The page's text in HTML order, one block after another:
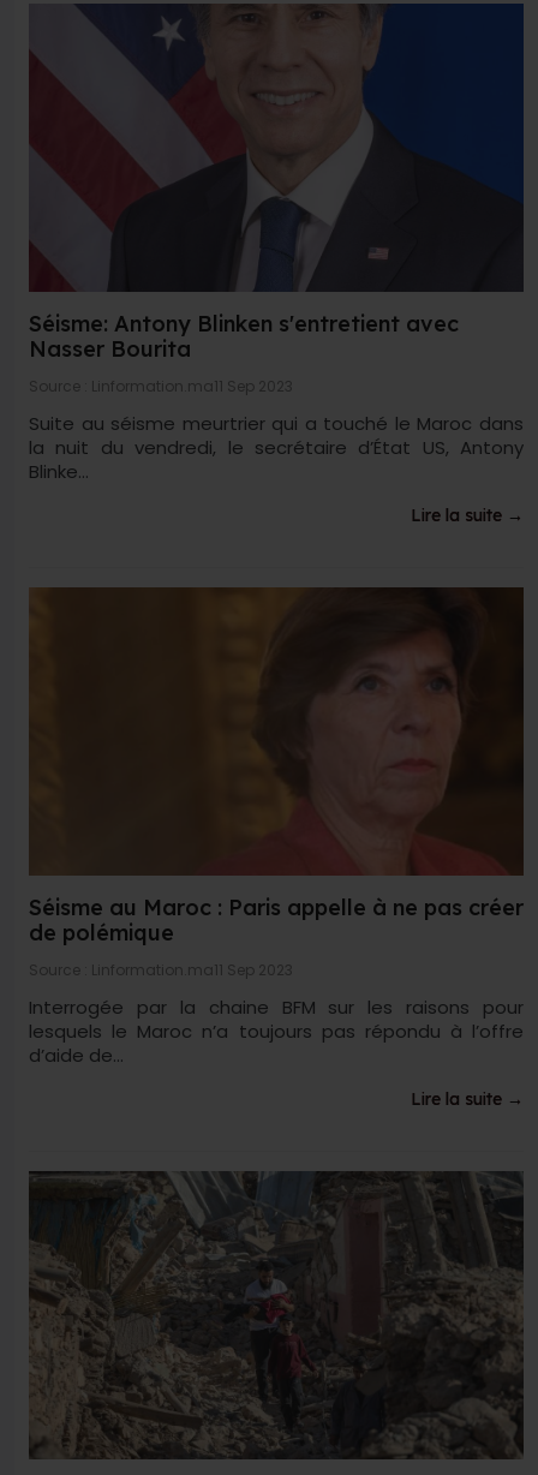
Séisme: Antony Blinken s'entretient avec
Nasser Bourita
Source : Linformation.ma11 Sep 2023
Suite au séisme meurtrier qui a touché le Maroc dans
la nuit du vendredi, le secrétaire d’État US, Antony
Blinke...
Lire la suite →
Séisme au Maroc : Paris appelle à ne pas créer
de polémique
Source : Linformation.ma11 Sep 2023
Interrogée par la chaine BFM sur les raisons pour
lesquels le Maroc n’a toujours pas répondu à l’offre
d’aide de...
Lire la suite →